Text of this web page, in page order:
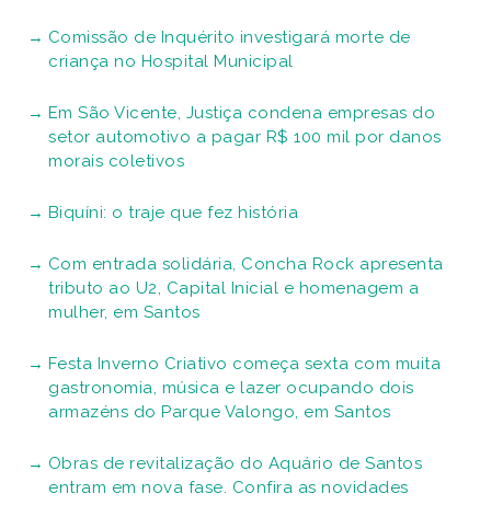
Comissão de Inquérito investigará morte de
criança no Hospital Municipal
Em São Vicente, Justiça condena empresas do
setor automotivo a pagar R$ 100 mil por danos
morais coletivos
Biquíni: o traje que fez história
Com entrada solidária, Concha Rock apresenta
tributo ao U2, Capital Inicial e homenagem a
mulher, em Santos
Festa Inverno Criativo começa sexta com muita
gastronomia, música e lazer ocupando dois
armazéns do Parque Valongo, em Santos
Obras de revitalização do Aquário de Santos
entram em nova fase. Confira as novidades